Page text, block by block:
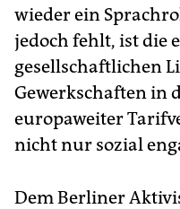
wieder ein
jedoch fehlt, ist die
gesellschaftlichen
Gewerkschaften in
europaweiter
nicht nur sozial
Dem Berliner